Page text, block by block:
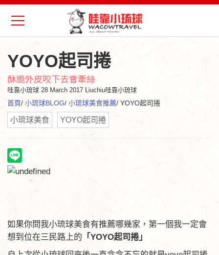
YOYO起司捲
酥脆外皮咬下去會牽絲
哇靠小琉球 28 March 2017 Liuchiu哇靠小琉球
首頁/ 小琉球BLOG/ 小琉球美食推薦/ YOYO起司捲
小琉球美食 YOYO起司捲
如果你問我小琉球美食有推薦哪幾家，第一個我一定會
想到位在三民路上的 「YOYO起司捲」